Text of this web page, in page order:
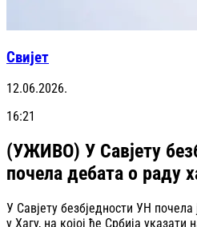
Свијет
12.06.2026.
16:21
(УЖИВО) У Савјету
почела дебата о раду
У Савјету безбједности УН
у Хагу, на којој ће Србија